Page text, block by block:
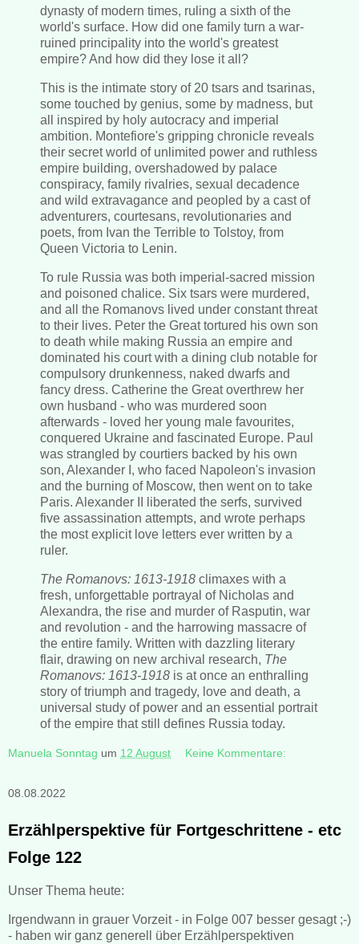
dynasty of modern times, ruling a sixth of the
world's surface. How did one family turn a war-
ruined principality into the world's greatest
empire? And how did they lose it all?
This is the intimate story of 20 tsars and tsarinas,
some touched by genius, some by madness, but
all inspired by holy autocracy and imperial
ambition. Montefiore's gripping chronicle reveals
their secret world of unlimited power and ruthless
empire building, overshadowed by palace
conspiracy, family rivalries, sexual decadence
and wild extravagance and peopled by a cast of
adventurers, courtesans, revolutionaries and
poets, from Ivan the Terrible to Tolstoy, from
Queen Victoria to Lenin.
To rule Russia was both imperial-sacred mission
and poisoned chalice. Six tsars were murdered,
and all the Romanovs lived under constant threat
to their lives. Peter the Great tortured his own son
to death while making Russia an empire and
dominated his court with a dining club notable for
compulsory drunkenness, naked dwarfs and
fancy dress. Catherine the Great overthrew her
own husband - who was murdered soon
afterwards - loved her young male favourites,
conquered Ukraine and fascinated Europe. Paul
was strangled by courtiers backed by his own
son, Alexander I, who faced Napoleon's invasion
and the burning of Moscow, then went on to take
Paris. Alexander II liberated the serfs, survived
five assassination attempts, and wrote perhaps
the most explicit love letters ever written by a
ruler.
The Romanovs: 1613-1918 climaxes with a
fresh, unforgettable portrayal of Nicholas and
Alexandra, the rise and murder of Rasputin, war
and revolution - and the harrowing massacre of
the entire family. Written with dazzling literary
flair, drawing on new archival research, The
Romanovs: 1613-1918 is at once an enthralling
story of triumph and tragedy, love and death, a
universal study of power and an essential portrait
of the empire that still defines Russia today.
Manuela Sonntag um 12 August Keine Kommentare:
08.08.2022
Erzählperspektive für Fortgeschrittene - etc
Folge 122
Unser Thema heute:
Irgendwann in grauer Vorzeit - in Folge 007 besser gesagt ;-)
- haben wir ganz generell über Erzählperspektiven